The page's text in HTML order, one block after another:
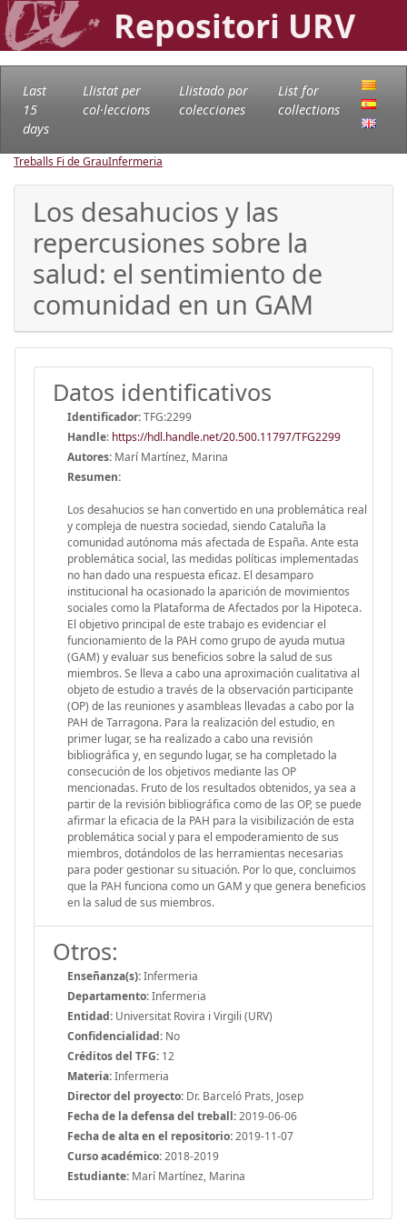
Repositori URV
Last
15
days
Llistat per
col·leccions
Llistado por
colecciones
List for
collections
Treballs Fi de GrauInfermeria
Los desahucios y las
repercusiones sobre la
salud: el sentimiento de
comunidad en un GAM
Datos identificativos
Identificador:TFG:2299
Handle: https://hdl.handle.net/20.500.11797/TFG2299
Autores: Marí Martínez, Marina
Resumen:
Los desahucios se han convertido en una problemática real
y compleja de nuestra sociedad, siendo Cataluña la
comunidad autónoma más afectada de España. Ante esta
problemática social, las medidas políticas implementadas
no han dado una respuesta eficaz. El desamparo
institucional ha ocasionado la aparición de movimientos
sociales como la Plataforma de Afectados por la Hipoteca.
El objetivo principal de este trabajo es evidenciar el
funcionamiento de la PAH como grupo de ayuda mutua
(GAM) y evaluar sus beneficios sobre la salud de sus
miembros. Se lleva a cabo una aproximación cualitativa al
objeto de estudio a través de la observación participante
(OP) de las reuniones y asambleas llevadas a cabo por la
PAH de Tarragona. Para la realización del estudio, en
primer lugar, se ha realizado a cabo una revisión
bibliográfica y, en segundo lugar, se ha completado la
consecución de los objetivos mediante las OP
mencionadas. Fruto de los resultados obtenidos, ya sea a
partir de la revisión bibliográfica como de las OP, se puede
afirmar la eficacia de la PAH para la visibilización de esta
problemática social y para el empoderamiento de sus
miembros, dotándolos de las herramientas necesarias
para poder gestionar su situación. Por lo que, concluimos
que la PAH funciona como un GAM y que genera beneficios
en la salud de sus miembros.
Otros:
Enseñanza(s):Infermeria
Departamento:Infermeria
Entidad: Universitat Rovira i Virgili (URV)
Confidencialidad: No
Créditos del TFG: 12
Materia:Infermeria
Director del proyecto: Dr. Barceló Prats, Josep
Fecha de la defensa del treball:2019-06-06
Fecha de alta en el repositorio:2019-11-07
Curso académico:2018-2019
Estudiante: Marí Martínez, Marina